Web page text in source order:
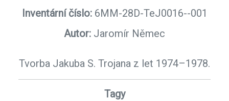
Inventární číslo: 6MM-28D-TeJ0016--001
Autor: Jaromír Němec
Tvorba Jakuba S. Trojana z let 1974–1978.
Tagy